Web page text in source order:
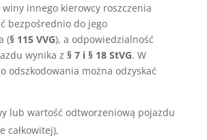
winy innego kierowcy roszczenia
bezpośrednio do jego
(§ 115 VVG), a odpowiedzialność
wynika z § 7 i § 18 StVG. W
odszkodowania można odzyskać
lub wartość odtworzeniową pojazdu
całkowitej),